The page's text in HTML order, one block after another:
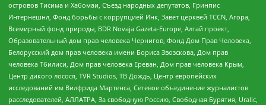
островов Тисима и Хабомаи, Съезд народных депутатов, Гринпис
Интернешнл, Фонд борьбы с коррупцией Инк, Завет церквей TCCN, Агора,
Всемирный фонд природы, BDR Novaja Gazeta-Europe, Алтай проект,
Образовательный дом прав человека Чернигов, Фонд Дом Прав Человека,
Белорусский дом прав человека имени Бориса Звозскова, Дом прав
человека Тбилиси, Дом прав человека Ереван, Дом прав человека Крым,
Центр дикого лосося, TVR Studios, ТВ Дождь, Центр европейских
исследований им Вилфрида Мартенса, Сетевое объединение журналистов
расследователей, АЛЛАТРА, За свободную Россию, Свободная Бурятия, Uralic,